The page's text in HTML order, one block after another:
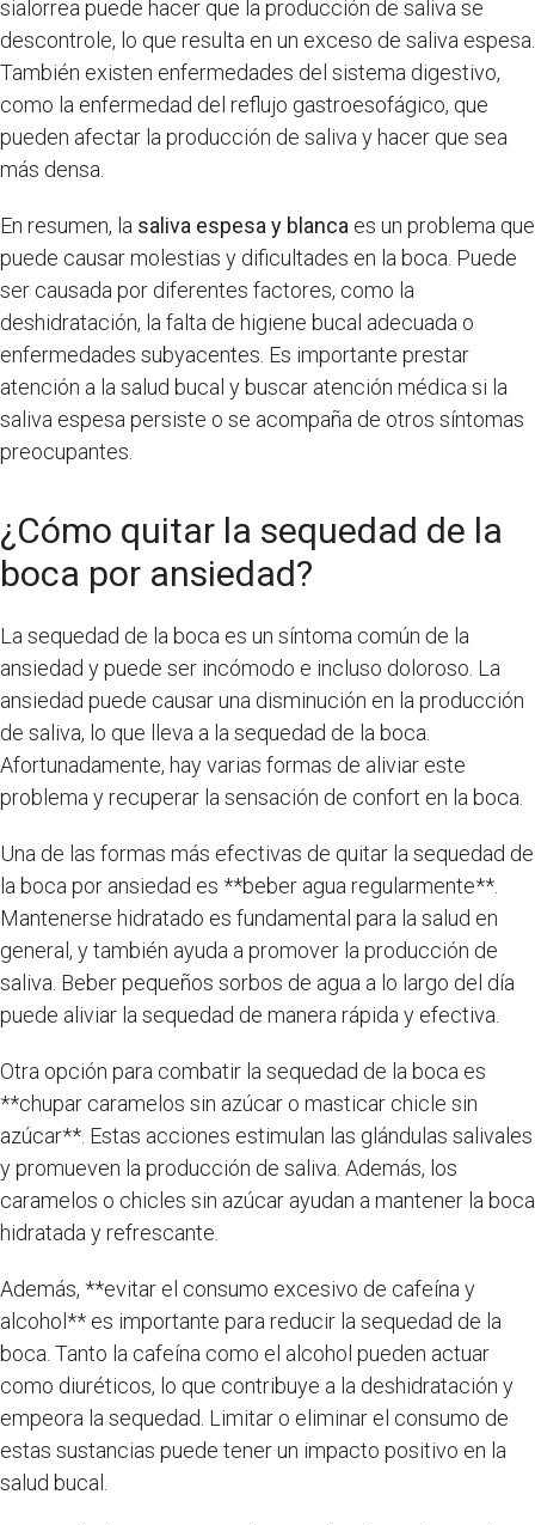
sialorrea puede hacer que la producción de saliva se
descontrole, lo que resulta en un exceso de saliva espesa.
También existen enfermedades del sistema digestivo,
como la enfermedad del reflujo gastroesofágico, que
pueden afectar la producción de saliva y hacer que sea
más densa.
En resumen, la saliva espesa y blanca es un problema que
puede causar molestias y dificultades en la boca. Puede
ser causada por diferentes factores, como la
deshidratación, la falta de higiene bucal adecuada o
enfermedades subyacentes. Es importante prestar
atención a la salud bucal y buscar atención médica si la
saliva espesa persiste o se acompaña de otros síntomas
preocupantes.
¿Cómo quitar la sequedad de la
boca por ansiedad?
La sequedad de la boca es un síntoma común de la
ansiedad y puede ser incómodo e incluso doloroso. La
ansiedad puede causar una disminución en la producción
de saliva, lo que lleva a la sequedad de la boca.
Afortunadamente, hay varias formas de aliviar este
problema y recuperar la sensación de confort en la boca.
Una de las formas más efectivas de quitar la sequedad de
la boca por ansiedad es **beber agua regularmente**.
Mantenerse hidratado es fundamental para la salud en
general, y también ayuda a promover la producción de
saliva. Beber pequeños sorbos de agua a lo largo del día
puede aliviar la sequedad de manera rápida y efectiva.
Otra opción para combatir la sequedad de la boca es
**chupar caramelos sin azúcar o masticar chicle sin
azúcar**. Estas acciones estimulan las glándulas salivales
y promueven la producción de saliva. Además, los
caramelos o chicles sin azúcar ayudan a mantener la boca
hidratada y refrescante.
Además, **evitar el consumo excesivo de cafeína y
alcohol** es importante para reducir la sequedad de la
boca. Tanto la cafeína como el alcohol pueden actuar
como diuréticos, lo que contribuye a la deshidratación y
empeora la sequedad. Limitar o eliminar el consumo de
estas sustancias puede tener un impacto positivo en la
salud bucal.